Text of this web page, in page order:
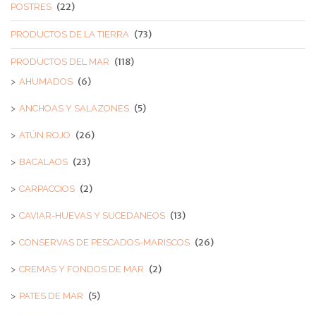
POSTRES (22)
PRODUCTOS DE LA TIERRA (73)
PRODUCTOS DEL MAR (118)
AHUMADOS (6)
ANCHOAS Y SALAZONES (5)
ATÚN ROJO (26)
BACALAOS (23)
CARPACCIOS (2)
CAVIAR-HUEVAS Y SUCEDANEOS (13)
CONSERVAS DE PESCADOS-MARISCOS (26)
CREMAS Y FONDOS DE MAR (2)
PATES DE MAR (5)